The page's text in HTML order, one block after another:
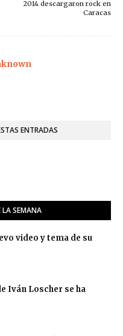
2014 descargaron rock en
Caracas
ENTRADAS
LA SEMANA
video y tema de su
Iván Loscher se ha